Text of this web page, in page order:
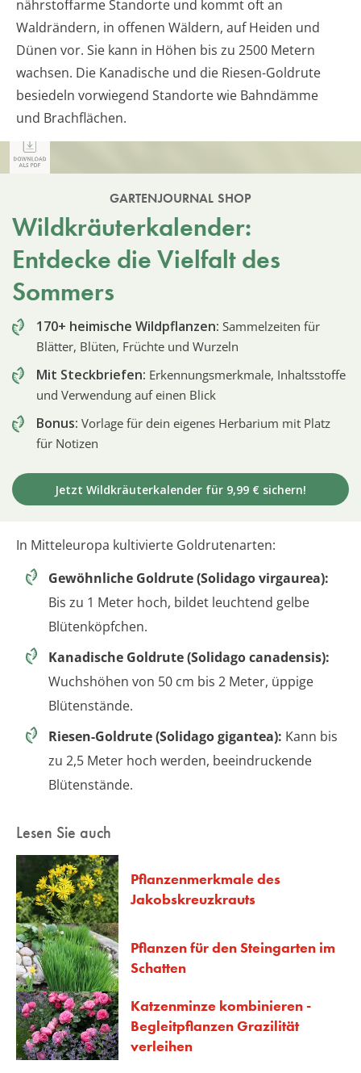
nährstoffarme Standorte und kommt oft an
Waldrändern, in offenen Wäldern, auf Heiden und
Dünen vor. Sie kann in Höhen bis zu 2500 Metern
wachsen. Die Kanadische und die Riesen-Goldrute
besiedeln vorwiegend Standorte wie Bahndämme
und Brachflächen.
GARTENJOURNAL SHOP
Wildkräuterkalender:
Entdecke die Vielfalt des
Sommers
170+ heimische Wildpflanzen: Sammelzeiten für
Blätter, Blüten, Früchte und Wurzeln
Mit Steckbriefen: Erkennungsmerkmale, Inhaltsstoffe
und Verwendung auf einen Blick
Bonus: Vorlage für dein eigenes Herbarium mit Platz
für Notizen
Jetzt Wildkräuterkalender für 9,99 € sichern!
In Mitteleuropa kultivierte Goldrutenarten:
Gewöhnliche Goldrute (Solidago virgaurea):
Bis zu 1 Meter hoch, bildet leuchtend gelbe
Blütenköpfchen.
Kanadische Goldrute (Solidago canadensis):
Wuchshöhen von 50 cm bis 2 Meter, üppige
Blütenstände.
Riesen-Goldrute (Solidago gigantea): Kann bis
zu 2,5 Meter hoch werden, beeindruckende
Blütenstände.
Lesen Sie auch
Pflanzenmerkmale des
Jakobskreuzkrauts
Pflanzen für den Steingarten im
Schatten
Katzenminze kombinieren -
Begleitpflanzen Grazilität
verleihen